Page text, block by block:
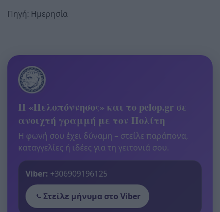
Πηγή: Ημερησία
Η «Πελοπόννησος» και το pelop.gr σε
ανοιχτή γραμμή με τον Πολίτη
Η φωνή σου έχει δύναμη – στείλε παράπονα,
καταγγελίες ή ιδέες για τη γειτονιά σου.
Viber: +306909196125
Στείλε μήνυμα στο Viber